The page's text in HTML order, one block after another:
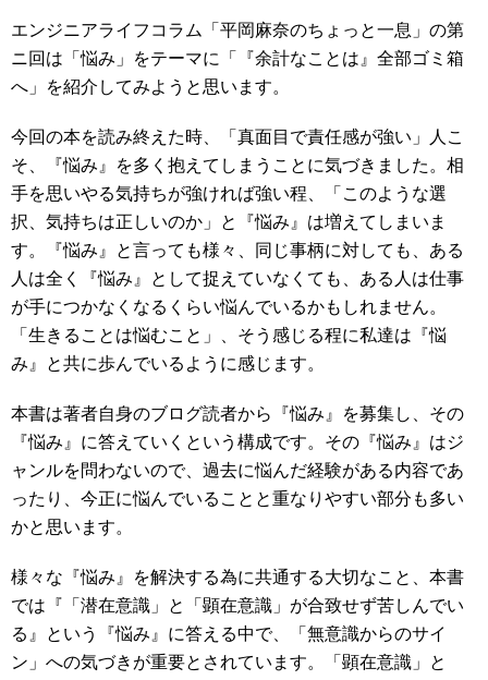
エンジニアライフコラム「平岡麻奈のちょっと一息」の第
ニ回は「悩み」をテーマに「『余計なことは』全部ゴミ箱
へ」を紹介してみようと思います。
今回の本を読み終えた時、「真面目で責任感が強い」人こ
そ、『悩み』を多く抱えてしまうことに気づきました。相
手を思いやる気持ちが強ければ強い程、「このような選
択、気持ちは正しいのか」と『悩み』は増えてしまいま
す。『悩み』と言っても様々、同じ事柄に対しても、ある
人は全く『悩み』として捉えていなくても、ある人は仕事
が手につかなくなるくらい悩んでいるかもしれません。
「生きることは悩むこと」、そう感じる程に私達は『悩
み』と共に歩んでいるように感じます。
本書は著者自身のブログ読者から『悩み』を募集し、その
『悩み』に答えていくという構成です。その『悩み』はジ
ャンルを問わないので、過去に悩んだ経験がある内容であ
ったり、今正に悩んでいることと重なりやすい部分も多い
かと思います。
様々な『悩み』を解決する為に共通する大切なこと、本書
では『「潜在意識」と「顕在意識」が合致せず苦しんでい
る』という『悩み』に答える中で、「無意識からのサイ
ン」への気づきが重要とされています。「顕在意識」と